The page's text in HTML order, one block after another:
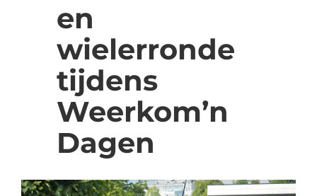
en
wielerronde
tijdens
Weerkom’n
Dagen